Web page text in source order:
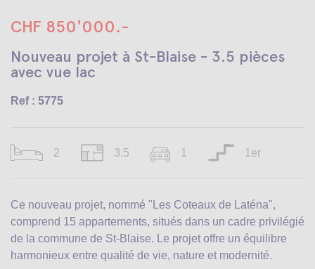
CHF 850'000.-
Nouveau projet à St-Blaise - 3.5 pièces
avec vue lac
Ref : 5775
2 3.5 1 1er
Ce nouveau projet, nommé "Les Coteaux de Laténa",
comprend 15 appartements, situés dans un cadre privilégié
de la commune de St-Blaise. Le projet offre un équilibre
harmonieux entre qualité de vie, nature et modernité.